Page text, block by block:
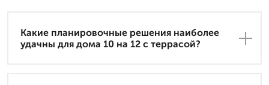
Какие планировочные решения наиболее
удачны для дома 10 на 12 с террасой?